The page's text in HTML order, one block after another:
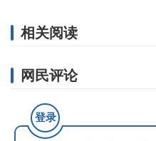
相关阅读
网民评论
登录